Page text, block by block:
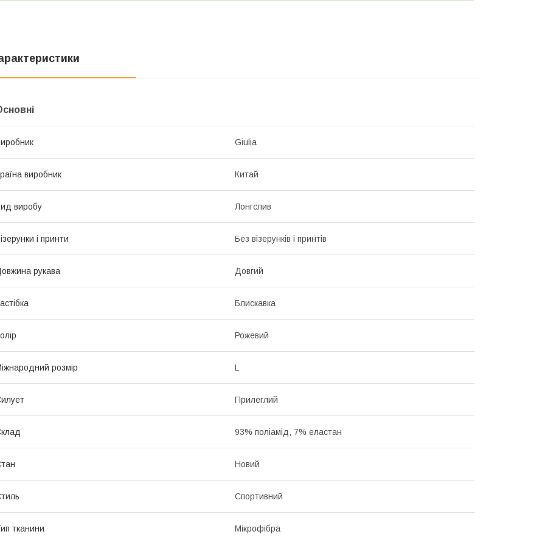
Giulia
виробник Китай
виробу Лонгслив
і принти Без візерунків і принтів
рукава Довгий
Блискавка
Рожевий
розмір L
Прилеглий
93% поліамід, 7% еластан
Новий
Спортивний
тканини Мікрофібра